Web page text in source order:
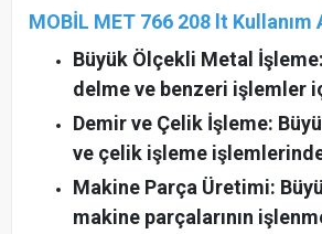
MOBİL MET 766 208 lt Kullanım
Büyük Ölçekli Metal
delme ve benzeri işlemler
Demir ve Çelik İşleme:
ve çelik işleme
Makine Parça Üretimi:
makine parçalarının